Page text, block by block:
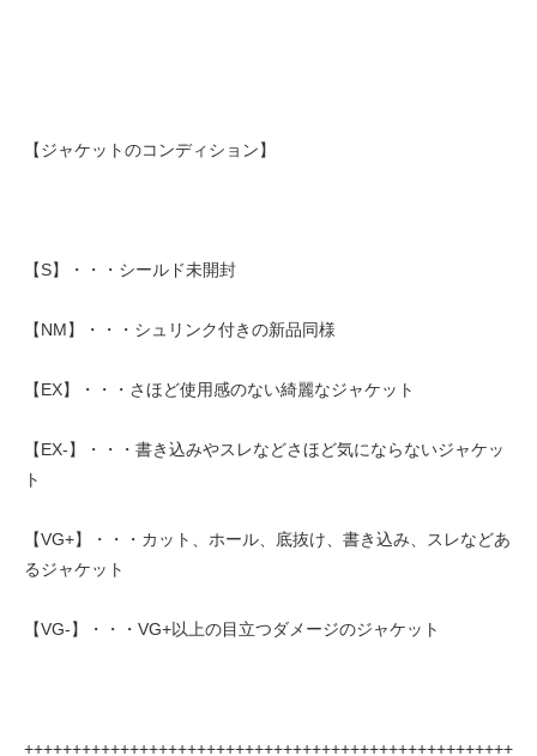
【ジャケットのコンディション】
【S】・・・シールド未開封
【NM】・・・シュリンク付きの新品同様
【EX】・・・さほど使用感のない綺麗なジャケット
【EX-】・・・書き込みやスレなどさほど気にならないジャケッ
ト
【VG+】・・・カット、ホール、底抜け、書き込み、スレなどあ
るジャケット
【VG-】・・・VG+以上の目立つダメージのジャケット
+++++++++++++++++++++++++++++++++++++++++++++++++++